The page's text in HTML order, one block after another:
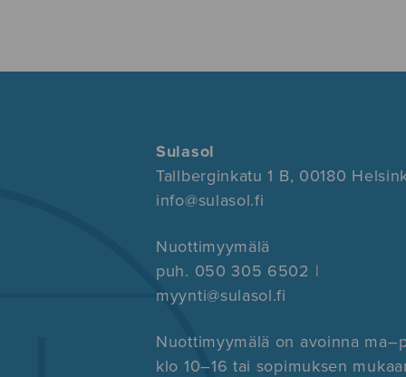
Sulasol
Tallberginkatu 1 B, 00180
info@sulasol.fi
Nuottimyymälä
puh. 050 305 6502 |
myynti@sulasol.fi
Nuottimyymälä on avoinna
klo 10–16 tai sopimuksen